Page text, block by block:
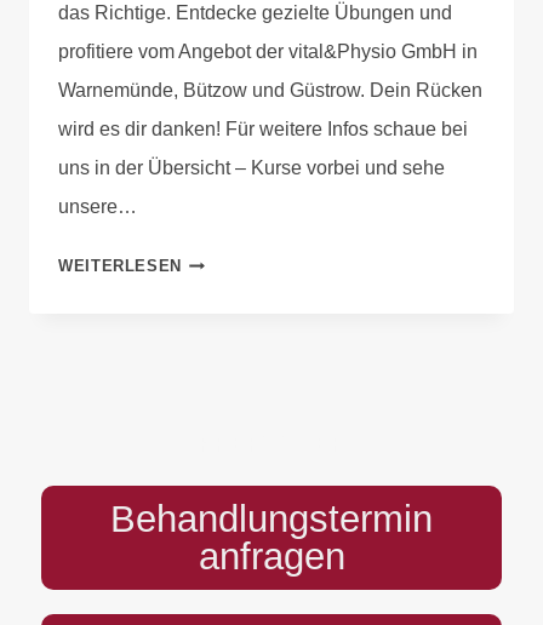
das Richtige. Entdecke gezielte Übungen und
profitiere vom Angebot der vital&Physio GmbH in
Warnemünde, Bützow und Güstrow. Dein Rücken
wird es dir danken! Für weitere Infos schaue bei
uns in der Übersicht – Kurse vorbei und sehe
unsere…
WEITERLESEN
Behandlungstermin
anfragen